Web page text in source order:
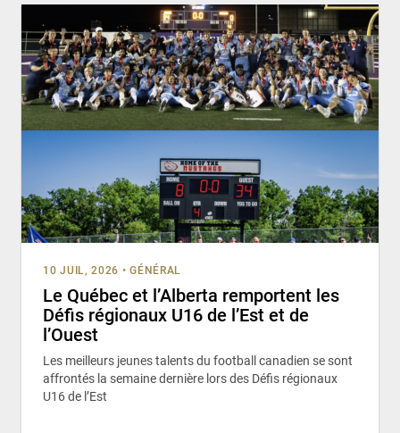
10 JUIL, 2026 • GÉNÉRAL
Le Québec et l’Alberta remportent les
Défis régionaux U16 de l’Est et de
l’Ouest
Les meilleurs jeunes talents du football canadien se sont
affrontés la semaine dernière lors des Défis régionaux
U16 de l’Est